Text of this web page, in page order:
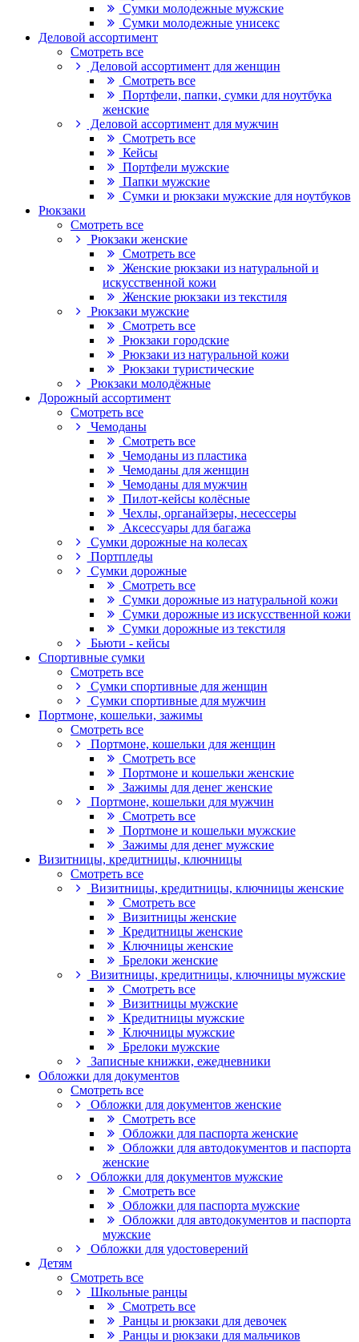
Сумки молодежные мужские
Сумки молодежные унисекс
Деловой ассортимент
Смотреть все
Деловой ассортимент для женщин
Смотреть все
Портфели, папки, сумки для ноутбука
женские
Деловой ассортимент для мужчин
Смотреть все
Кейсы
Портфели мужские
Папки мужские
Сумки и рюкзаки мужские для ноутбуков
Рюкзаки
Смотреть все
Рюкзаки женские
Смотреть все
Женские рюкзаки из натуральной и
искусственной кожи
Женские рюкзаки из текстиля
Рюкзаки мужские
Смотреть все
Рюкзаки городские
Рюкзаки из натуральной кожи
Рюкзаки туристические
Рюкзаки молодёжные
Дорожный ассортимент
Смотреть все
Чемоданы
Смотреть все
Чемоданы из пластика
Чемоданы для женщин
Чемоданы для мужчин
Пилот-кейсы колёсные
Чехлы, органайзеры, несессеры
Аксессуары для багажа
Сумки дорожные на колесах
Портпледы
Сумки дорожные
Смотреть все
Сумки дорожные из натуральной кожи
Сумки дорожные из искусственной кожи
Сумки дорожные из текстиля
Бьюти - кейсы
Спортивные сумки
Смотреть все
Сумки спортивные для женщин
Сумки спортивные для мужчин
Портмоне, кошельки, зажимы
Смотреть все
Портмоне, кошельки для женщин
Смотреть все
Портмоне и кошельки женские
Зажимы для денег женские
Портмоне, кошельки для мужчин
Смотреть все
Портмоне и кошельки мужские
Зажимы для денег мужские
Визитницы, кредитницы, ключницы
Смотреть все
Визитницы, кредитницы, ключницы женские
Смотреть все
Визитницы женские
Кредитницы женские
Ключницы женские
Брелоки женские
Визитницы, кредитницы, ключницы мужские
Смотреть все
Визитницы мужские
Кредитницы мужские
Ключницы мужские
Брелоки мужские
Записные книжки, ежедневники
Обложки для документов
Смотреть все
Обложки для документов женские
Смотреть все
Обложки для паспорта женские
Обложки для автодокументов и паспорта
женские
Обложки для документов мужские
Смотреть все
Обложки для паспорта мужские
Обложки для автодокументов и паспорта
мужские
Обложки для удостоверений
Детям
Смотреть все
Школьные ранцы
Смотреть все
Ранцы и рюкзаки для девочек
Ранцы и рюкзаки для мальчиков